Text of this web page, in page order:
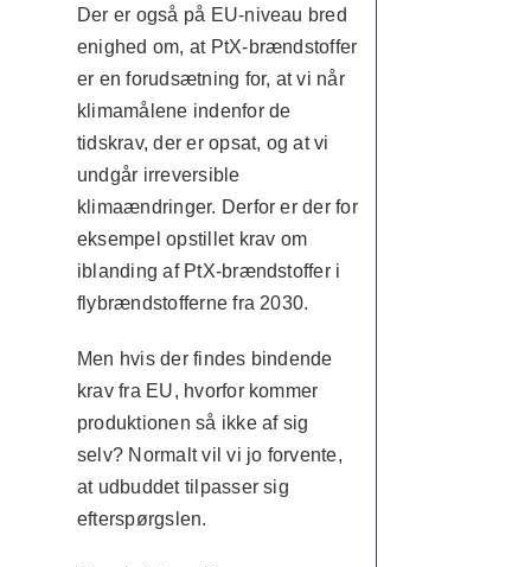
Der er også på EU-niveau bred
enighed om, at PtX-brændstoffer
er en forudsætning for, at vi når
klimamålene indenfor de
tidskrav, der er opsat, og at vi
undgår irreversible
klimaændringer. Derfor er der for
eksempel opstillet krav om
iblanding af PtX-brændstoffer i
flybrændstofferne fra 2030.
Men hvis der findes bindende
krav fra EU, hvorfor kommer
produktionen så ikke af sig
selv? Normalt vil vi jo forvente,
at udbuddet tilpasser sig
efterspørgslen.